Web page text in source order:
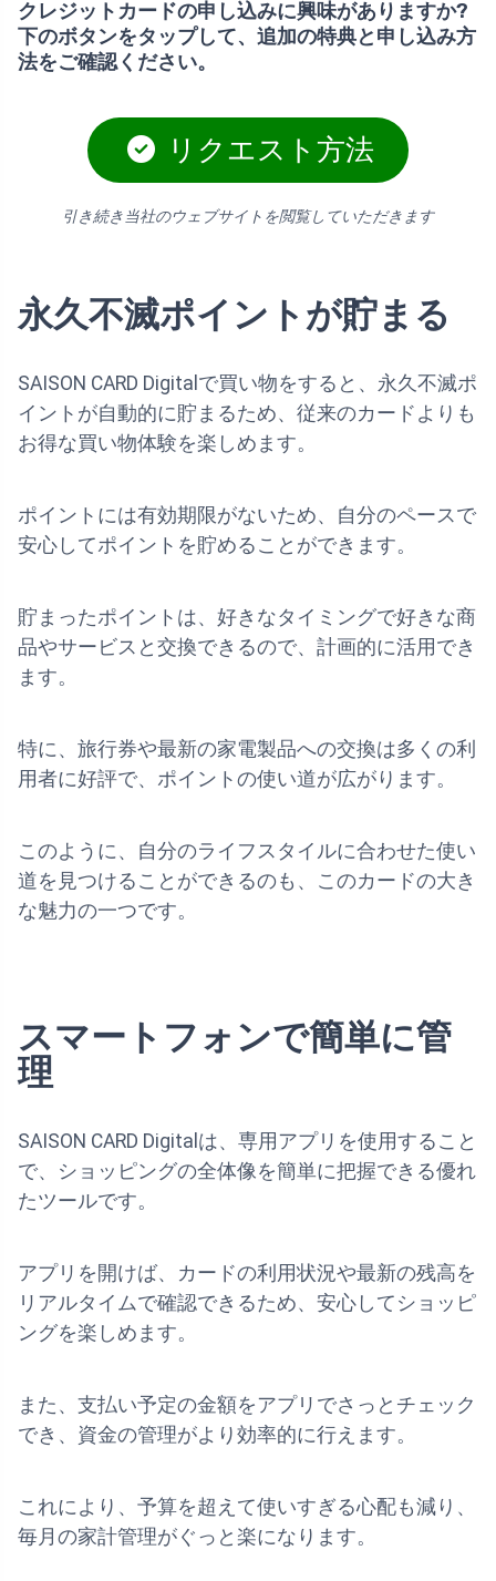
クレジットカードの申し込みに興味がありますか?
下のボタンをタップして、追加の特典と申し込み方
法をご確認ください。
リクエスト方法
引き続き当社のウェブサイトを閲覧していただきます
永久不滅ポイントが貯まる
SAISON CARD Digitalで買い物をすると、永久不滅ポ
イントが自動的に貯まるため、従来のカードよりも
お得な買い物体験を楽しめます。
ポイントには有効期限がないため、自分のペースで
安心してポイントを貯めることができます。
貯まったポイントは、好きなタイミングで好きな商
品やサービスと交換できるので、計画的に活用でき
ます。
特に、旅行券や最新の家電製品への交換は多くの利
用者に好評で、ポイントの使い道が広がります。
このように、自分のライフスタイルに合わせた使い
道を見つけることができるのも、このカードの大き
な魅力の一つです。
スマートフォンで簡単に管
理
SAISON CARD Digitalは、専用アプリを使用すること
で、ショッピングの全体像を簡単に把握できる優れ
たツールです。
アプリを開けば、カードの利用状況や最新の残高を
リアルタイムで確認できるため、安心してショッピ
ングを楽しめます。
また、支払い予定の金額をアプリでさっとチェック
でき、資金の管理がより効率的に行えます。
これにより、予算を超えて使いすぎる心配も減り、
毎月の家計管理がぐっと楽になります。